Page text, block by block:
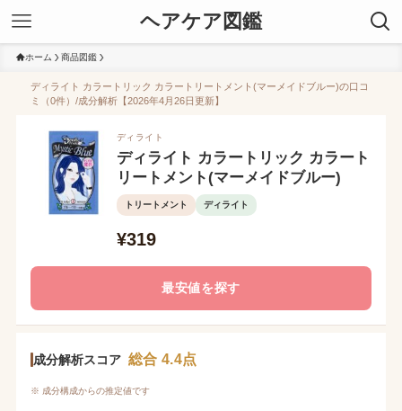
ヘアケア図鑑
ホーム 商品図鑑
ディライト カラートリック カラートリートメント(マーメイドブルー)の口コ
ミ（0件）/成分解析【2026年4月26日更新】
ディライト
ディライト カラートリック カラート
リートメント(マーメイドブルー)
トリートメント ディライト
¥319
最安値を探す
成分解析スコア 総合 4.4点
※ 成分構成からの推定値です